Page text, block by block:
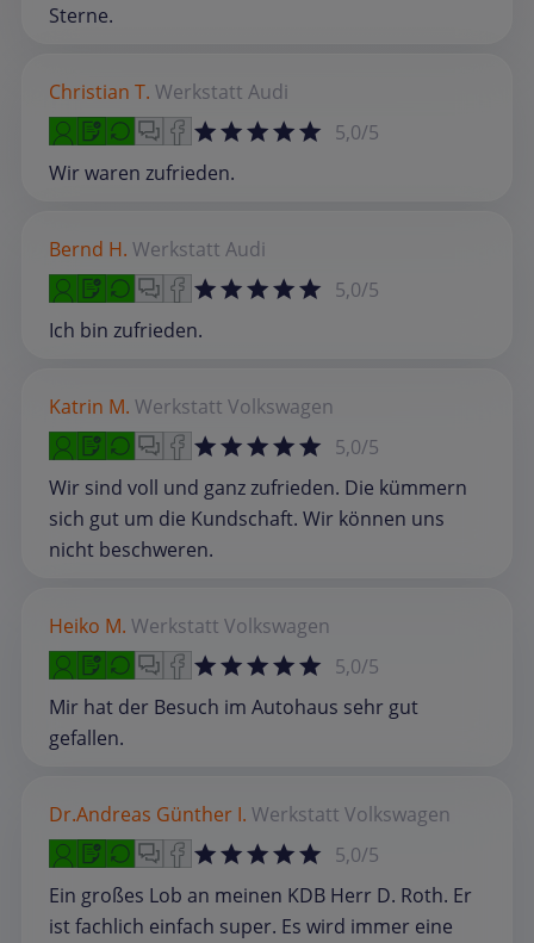
Sterne.
Christian T. Werkstatt Audi
5,0/5
Wir waren zufrieden.
Bernd H. Werkstatt Audi
5,0/5
Ich bin zufrieden.
Katrin M. Werkstatt Volkswagen
5,0/5
Wir sind voll und ganz zufrieden. Die kümmern
sich gut um die Kundschaft. Wir können uns
nicht beschweren.
Heiko M. Werkstatt Volkswagen
5,0/5
Mir hat der Besuch im Autohaus sehr gut
gefallen.
Dr.Andreas Günther I. Werkstatt Volkswagen
5,0/5
Ein großes Lob an meinen KDB Herr D. Roth. Er
ist fachlich einfach super. Es wird immer eine